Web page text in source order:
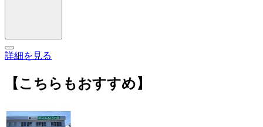
詳細を見る
【こちらもおすすめ】